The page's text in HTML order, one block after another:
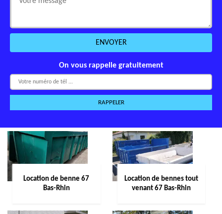
On vous rappelle gratuitement
Location de benne 67
Bas-Rhin
Location de bennes tout
venant 67 Bas-Rhin